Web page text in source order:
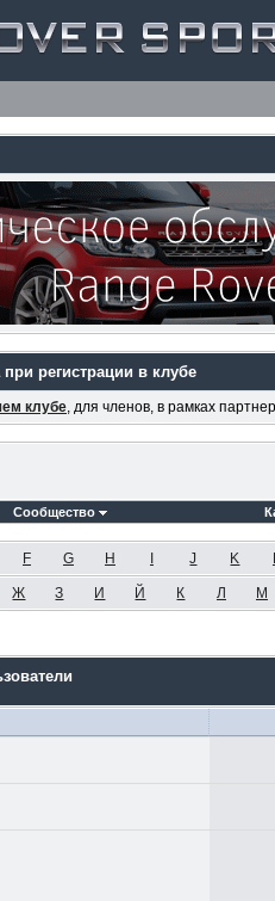
регистрации в клубе
клубе, для членов, в рамках
Сообщество
F G H J K
Ж З И Й К Л М